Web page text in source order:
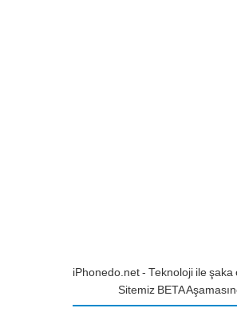
iPhonedo.net - Teknoloji ile şaka
Sitemiz BETA